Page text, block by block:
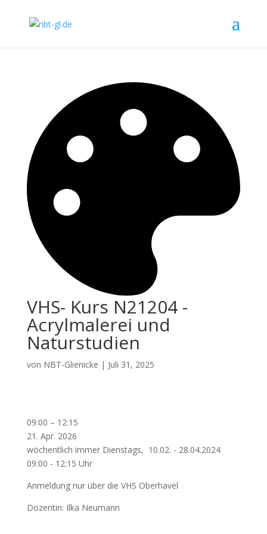
VHS- Kurs N21204 -
Acrylmalerei und
Naturstudien
von NBT-Glienicke | Juli 31, 2025
VHS-
Kurs
N21204
-
und
Naturstudien
09:00 – 12:15
21. Apr. 2026
wöchentlich immer Dienstags, 10.02. - 28.04.2024
09:00 - 12:15 Uhr
Anmeldung nur über die VHS Oberhavel
Dozentin: Ilka Neumann